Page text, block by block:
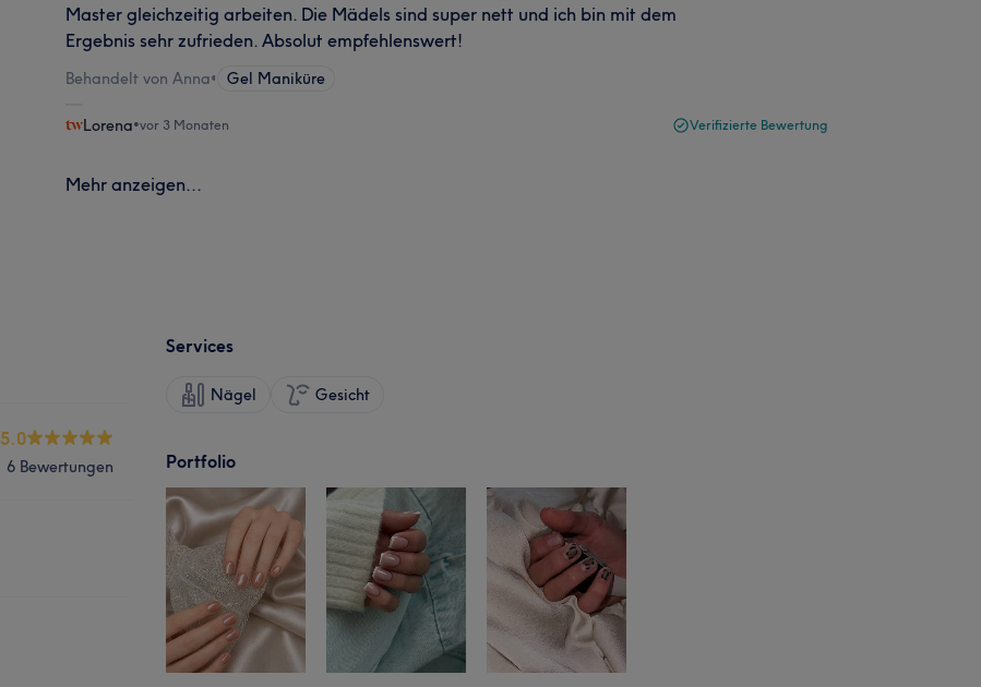
Master gleichzeitig arbeiten. Die Mädels sind super nett und ich bin mit dem
Ergebnis sehr zufrieden. Absolut empfehlenswert!
Behandelt von Anna• Gel Maniküre
Lorena•vor 3 Monaten Verifizierte Bewertung
Mehr anzeigen...
5.0
6 Bewertungen
Services
Nägel Gesicht
Portfolio